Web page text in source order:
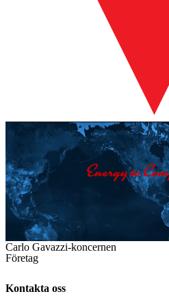
Carlo Gavazzi-koncernen
Företag
Kontakta oss